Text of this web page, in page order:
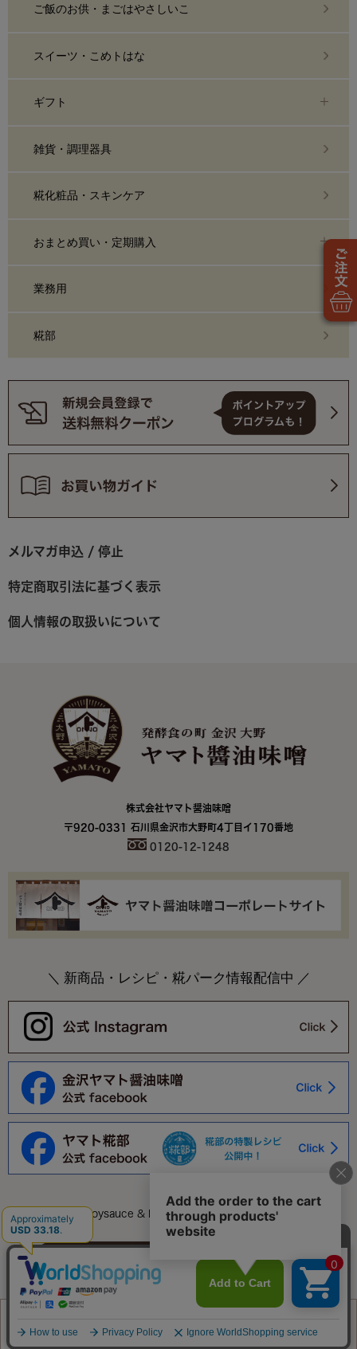
ご飯のお供・まごはやさしいこ
スイーツ・こめトはな
ギフト
雑貨・調理器具
糀化粧品・スキンケア
おまとめ買い・定期購入
業務用
糀部
メルマガ申込 / 停止
特定商取引法に基づく表示
個人情報の取扱いについて
株式会社ヤマト醤油味噌
〒920-0331 石川県金沢市大野町4丁目イ170番地
0120-12-1248
＼ 新商品・レシピ・糀パーク情報配信中 ／
©Yamato Soysauce & Miso Co.,Ltd. All Rights Reserved.
このページをPC用に切り替え